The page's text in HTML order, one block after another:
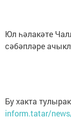
Юл һәлакәте
сәбәпләре
Бу хакта
inform.tatar/